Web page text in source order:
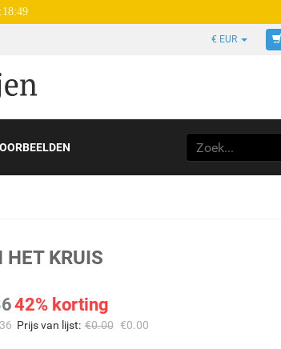
€ EUR
HET KRUIS
42% korting
Prijs van lijst: €0.00 €0.00